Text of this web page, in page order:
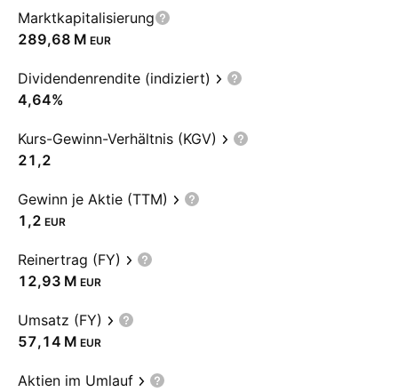
Marktkapitalisierung
‪289,68 M‬ EUR
Dividendenrendite (indiziert)
4,64%
Kurs-Gewinn-Verhältnis (KGV)
21,2
Gewinn je Aktie (TTM)
1,2 EUR
Reinertrag (FY)
‪12,93 M‬ EUR
Umsatz (FY)
‪57,14 M‬ EUR
Aktien im Umlauf